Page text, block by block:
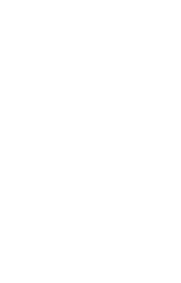
界鎖定狀態存在區域
和需求分配99.3億
化的蛋白質
於量子電腦
其打造為次世代社會